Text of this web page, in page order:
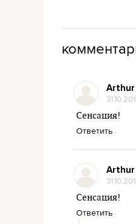
Arthur
Сенсация!
Ответить
Arthur
Сенсация!
Ответить